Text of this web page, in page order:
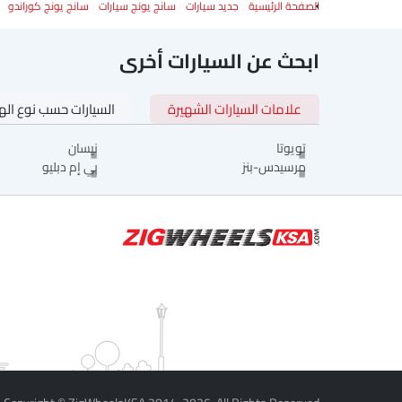
الصفحة الرئيسية جديد سيارات سانج يونج سيارات سانج يونج كوراندو
ابحث عن السيارات أخرى
علامات السيارات الشهيرة السيارات حسب نوع
تويوتا نيسان
مرسيدس-بنز
بي إم دبليو